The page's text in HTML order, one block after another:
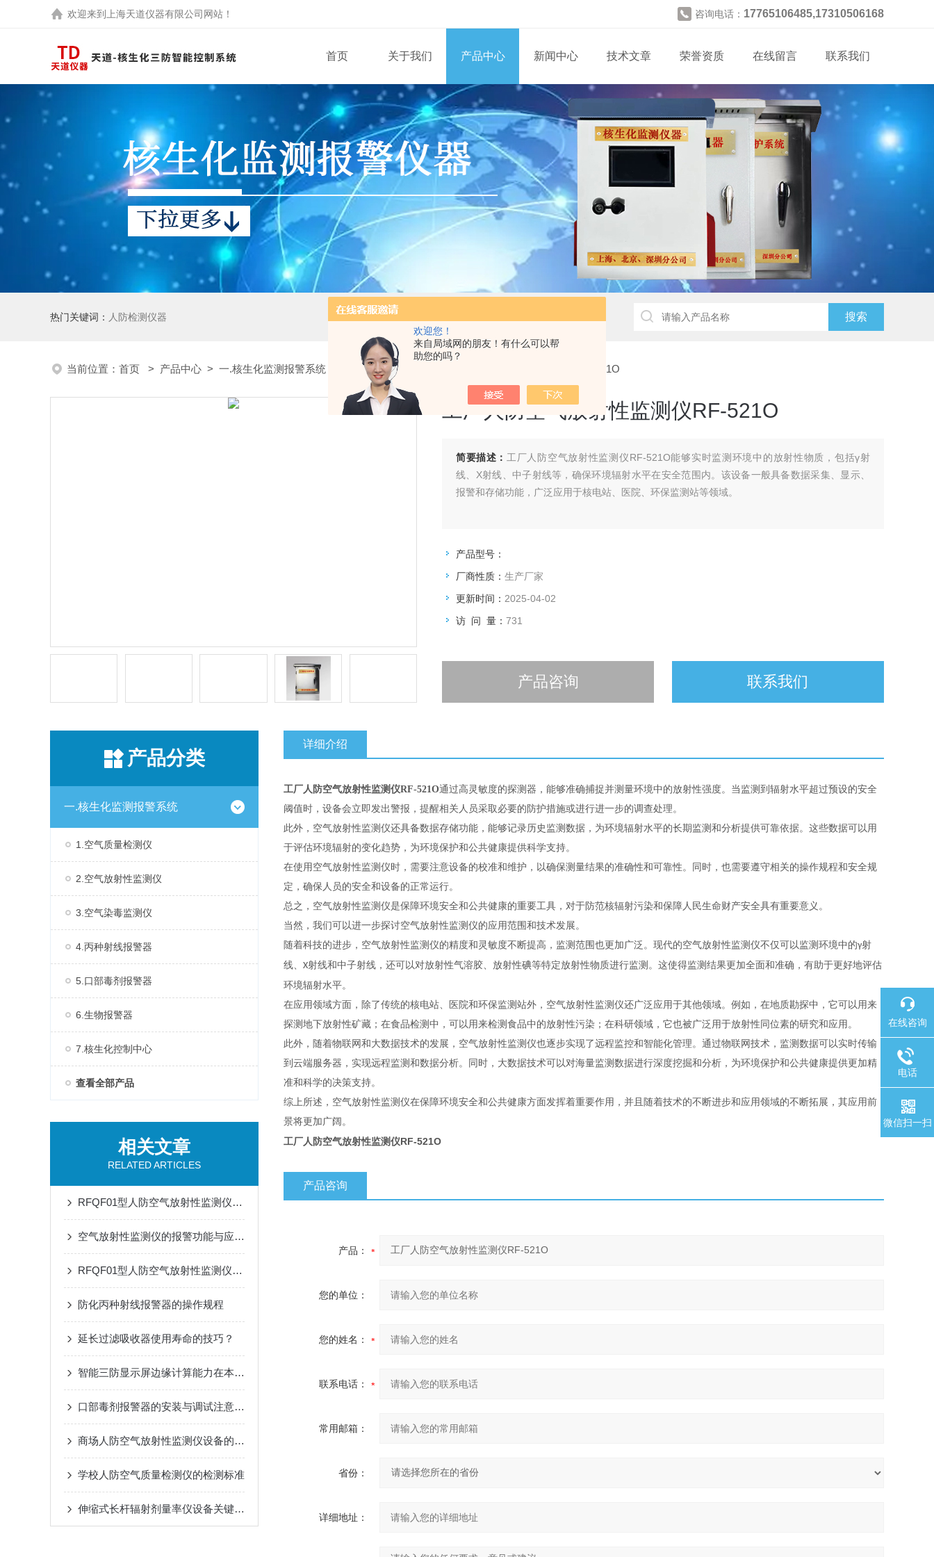
欢迎您！
来自局域网的朋友！有什么可以帮
助您的吗？
欢迎来到 上海天道仪器有限公司 网站！ 咨询电话： 17765106485,17310506168
首页 关于我们 产品中心 新闻中心 技术文章 荣誉资质 在线留言 联系我们
热门关键词： 人防检测仪器
当前位置： 首页 > 产品中心 > 一.核生化监测报警系统 2.空气放射性监测仪 > 工厂人防空气放射性监测仪RF-521O
工厂人防空气放射性监测仪RF-521O
简要描述： 工厂人防空气放射性监测仪RF-521O能够实时监测环境中的放射性物质，包括γ射
线、X射线、中子射线等，确保环境辐射水平在安全范围内。该设备一般具备数据采集、显示、
报警和存储功能，广泛应用于核电站、医院、环保监测站等领域。
产品型号：
厂商性质： 生产厂家
更新时间： 2025-04-02
访 问 量： 731
产品咨询 联系我们
产品分类
一.核生化监测报警系统
1.空气质量检测仪
2.空气放射性监测仪
3.空气染毒监测仪
4.丙种射线报警器
5.口部毒剂报警器
6.生物报警器
7.核生化控制中心
查看全部产品
相关文章
RELATED ARTICLES
RFQF01型人防空气放射性监测仪的安装与维护指南
空气放射性监测仪的报警功能与应急响应措施说明
RFQF01型人防空气放射性监测仪的工作原理与技术分析
防化丙种射线报警器的操作规程
延长过滤吸收器使用寿命的技巧？
智能三防显示屏边缘计算能力在本地数据可视化与预警分析中的应用
口部毒剂报警器的安装与调试注意事项
商场人防空气放射性监测仪设备的安全操作规程
学校人防空气质量检测仪的检测标准
伸缩式长杆辐射剂量率仪设备关键技术与应用
详细介绍
工厂人防空气放射性监测仪RF-521O通过高灵敏度的探测器，能够准确捕捉并测量环境中的放射性强度。当监测到辐射水平超过预设的安全
阈值时，设备会立即发出警报，提醒相关人员采取必要的防护措施或进行进一步的调查处理。
此外，空气放射性监测仪还具备数据存储功能，能够记录历史监测数据，为环境辐射水平的长期监测和分析提供可靠依据。这些数据可以用
于评估环境辐射的变化趋势，为环境保护和公共健康提供科学支持。
在使用空气放射性监测仪时，需要注意设备的校准和维护，以确保测量结果的准确性和可靠性。同时，也需要遵守相关的操作规程和安全规
定，确保人员的安全和设备的正常运行。
总之，空气放射性监测仪是保障环境安全和公共健康的重要工具，对于防范核辐射污染和保障人民生命财产安全具有重要意义。
当然，我们可以进一步探讨空气放射性监测仪的应用范围和技术发展。
随着科技的进步，空气放射性监测仪的精度和灵敏度不断提高，监测范围也更加广泛。现代的空气放射性监测仪不仅可以监测环境中的γ射
线、 X射线和中子射线，还可以对放射性气溶胶、放射性碘等特定放射性物质进行监测。这使得监测结果更加全面和准确，有助于更好地评估
环境辐射水平。
在应用领域方面，除了传统的核电站、医院和环保监测站外，空气放射性监测仪还广泛应用于其他领域。例如，在地质勘探中，它可以用来
探测地下放射性矿藏；在食品检测中，可以用来检测食品中的放射性污染；在科研领域，它也被广泛用于放射性同位素的研究和应用。
此外，随着物联网和大数据技术的发展，空气放射性监测仪也逐步实现了远程监控和智能化管理。通过物联网技术，监测数据可以实时传输
到云端服务器，实现远程监测和数据分析。同时，大数据技术可以对海量监测数据进行深度挖掘和分析，为环境保护和公共健康提供更加精
准和科学的决策支持。
综上所述，空气放射性监测仪在保障环境安全和公共健康方面发挥着重要作用，并且随着技术的不断进步和应用领域的不断拓展，其应用前
景将更加广阔。
工厂人防空气放射性监测仪RF-521O
产品咨询
产品：
您的单位：
您的姓名：
联系电话：
常用邮箱：
省份：
详细地址：
在线咨询
电话
微信扫一扫